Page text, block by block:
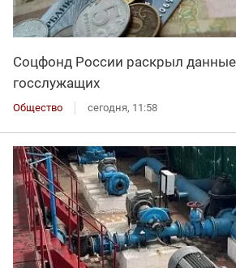
Соцфонд России раскрыл
госслужащих
Общество сегодня, 11:58